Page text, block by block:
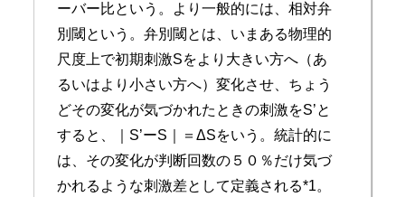
ーバー比という。より一般的には、相対弁
別閾という。弁別閾とは、いまある物理的
尺度上で初期刺激Sをより大きい方へ（あ
るいはより小さい方へ）変化させ、ちょう
どその変化が気づかれたときの刺激をS’と
すると、｜S’ーS｜＝ΔSをいう。統計的に
は、その変化が判断回数の５０％だけ気づ
かれるような刺激差として定義される*1。